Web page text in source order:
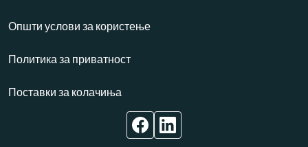
Општи услови за користење
Политика за приватност
Поставки за колачиња